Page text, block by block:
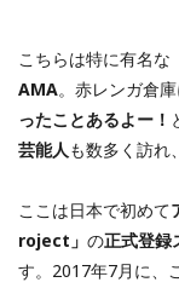
こちらは特に有名な
AMA。赤レンガ倉
ったことあるよー！
芸能人も数多く訪れ
ここは日本で初めて
roject」 の正式登録
す。2017年7月に、